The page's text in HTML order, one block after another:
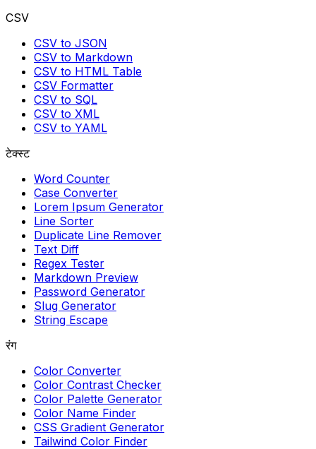
CSV
CSV to JSON
CSV to Markdown
CSV to HTML Table
CSV Formatter
CSV to SQL
CSV to XML
CSV to YAML
टेक्स्ट
Word Counter
Case Converter
Lorem Ipsum Generator
Line Sorter
Duplicate Line Remover
Text Diff
Regex Tester
Markdown Preview
Password Generator
Slug Generator
String Escape
रंग
Color Converter
Color Contrast Checker
Color Palette Generator
Color Name Finder
CSS Gradient Generator
Tailwind Color Finder